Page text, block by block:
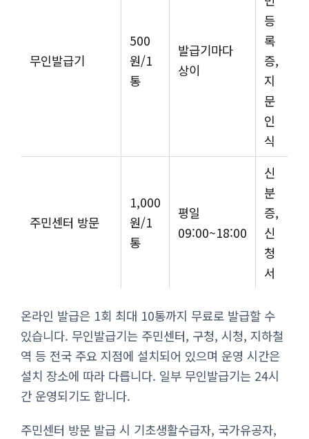
무인발급기
500
원/1
통
발급기마다
상이
등
록
증,
지
문
인
식
주민센터 방문
1,000
원/1
통
평일
09:00~18:00
신
분
증,
신
청
서
온라인 발급은 1회 최대 10통까지 무료로 발급할 수
있습니다. 무인발급기는 주민센터, 구청, 시청, 지하철
역 등 전국 주요 지점에 설치되어 있으며 운영 시간은
설치 장소에 따라 다릅니다. 일부 무인발급기는 24시
간 운영되기도 합니다.
주민센터 방문 발급 시 기초생활수급자, 국가유공자,